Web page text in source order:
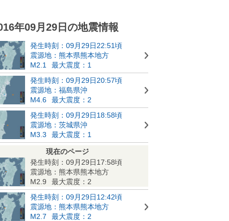
年09月29日の地震情報
発生時刻：09月29日22:51頃
震源地：熊本県熊本地方
M2.1
最大震度：1
発生時刻：09月29日20:57頃
震源地：福島県沖
M4.6
最大震度：2
発生時刻：09月29日18:58頃
震源地：茨城県沖
M3.3
最大震度：1
現在のページ
発生時刻：09月29日17:58頃
震源地：熊本県熊本地方
M2.9
最大震度：2
発生時刻：09月29日12:42頃
震源地：熊本県熊本地方
M2.7
最大震度：2